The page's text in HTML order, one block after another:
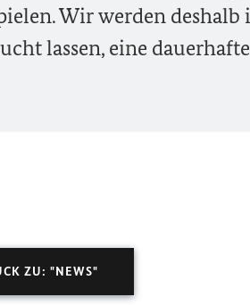
Wir werden deshalb
lassen, eine dauerhafte
ZU: "NEWS"